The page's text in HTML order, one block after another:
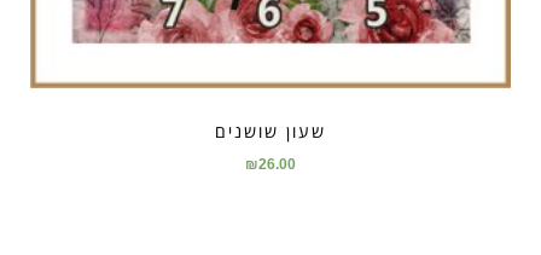
שעון שושנים
₪26.00